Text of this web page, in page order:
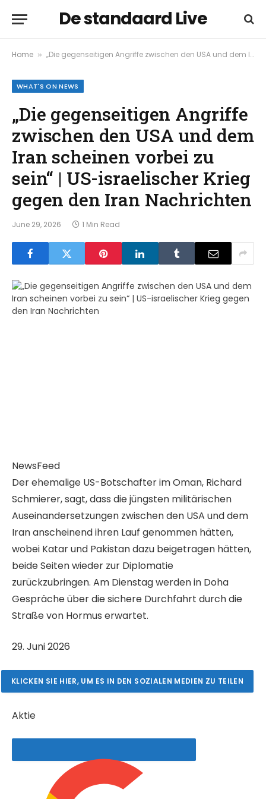
De standaard Live
Home » „Die gegenseitigen Angriffe zwischen den USA und dem Iran scheinen vorbei zu sein“ | US-israelischer Krieg gegen den Iran Nachrichten
WHAT'S ON NEWS
„Die gegenseitigen Angriffe
zwischen den USA und dem
Iran scheinen vorbei zu
sein“ | US-israelischer Krieg
gegen den Iran Nachrichten
June 29, 2026 1 Min Read
NewsFeed
Der ehemalige US-Botschafter im Oman, Richard
Schmierer, sagt, dass die jüngsten militärischen
Auseinandersetzungen zwischen den USA und dem
Iran anscheinend ihren Lauf genommen hätten,
wobei Katar und Pakistan dazu beigetragen hätten,
beide Seiten wieder zur Diplomatie
zurückzubringen. Am Dienstag werden in Doha
Gespräche über die sichere Durchfahrt durch die
Straße von Hormus erwartet.
V
r
ö
f
n
29. Juni 2026
KLICKEN SIE HIER, UM ES IN DEN SOZIALEN MEDIEN ZU TEILEN
Aktie